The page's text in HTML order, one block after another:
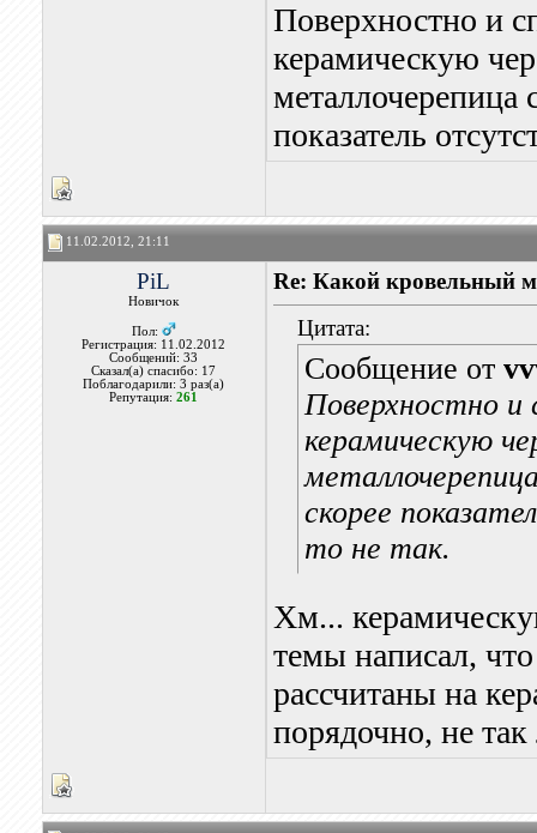
Поверхностно и
керамическую
металлочерепица
показатель
11.02.2012, 21:11
PiL
Новичок
Пол:
Регистрация: 11.02.2012
Сообщений: 33
Сказал(а) спасибо: 17
Поблагодарили: 3 раз(а)
Репутация:261
Re: Какой кровельный
Цитата:
Сообщение от
Поверхностно и
керамическую
скорее
то не так.
Хм...
темы написал,
рассчитаны на
порядочно, не так